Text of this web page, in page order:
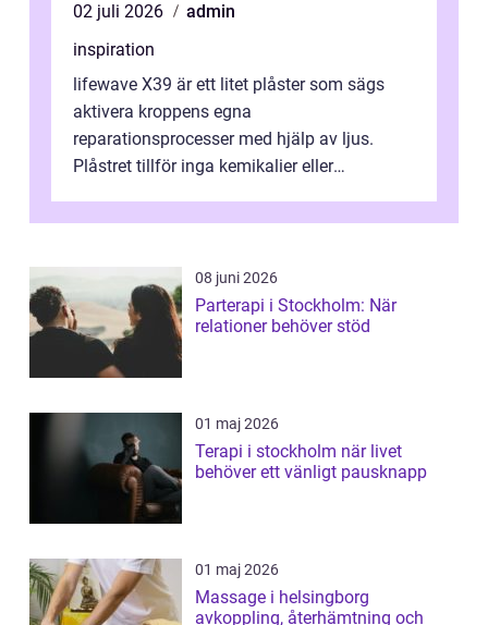
02 juli 2026
admin
inspiration
lifewave X39 är ett litet plåster som sägs
aktivera kroppens egna
reparationsprocesser med hjälp av ljus.
Plåstret tillför inga kemikalier eller
ljusbaserad stimula...
08 juni 2026
Parterapi i Stockholm: När
relationer behöver stöd
01 maj 2026
Terapi i stockholm när livet
behöver ett vänligt pausknapp
01 maj 2026
Massage i helsingborg
avkoppling, återhämtning och